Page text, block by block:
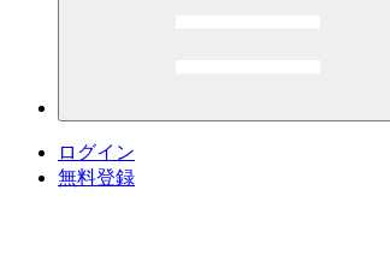
ログイン
無料登録